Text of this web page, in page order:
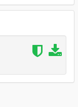
instrument color